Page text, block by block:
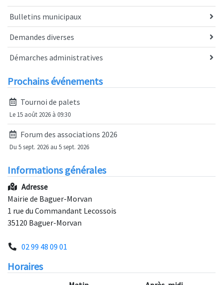
Bulletins municipaux
Demandes diverses
Démarches administratives
Prochains événements
Tournoi de palets
Le 15 août 2026 à 09:30
Forum des associations 2026
Du 5 sept. 2026 au 5 sept. 2026
Informations générales
Adresse
Mairie de Baguer-Morvan
1 rue du Commandant Lecossois
35120 Baguer-Morvan
02 99 48 09 01
Horaires